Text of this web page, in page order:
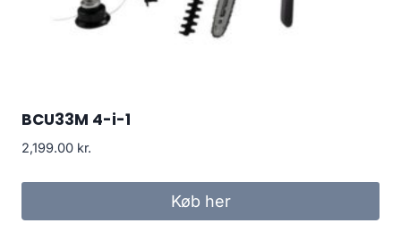
BCU33M 4-i-1
2,199.00 kr.
Køb her